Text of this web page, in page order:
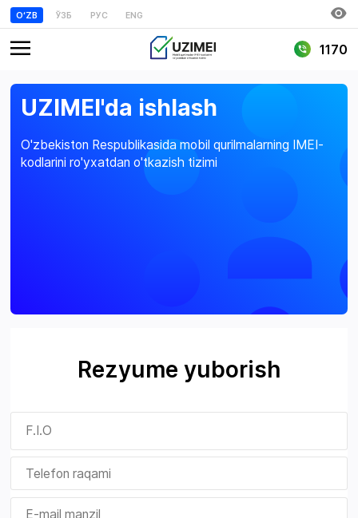
OʻZB ЎЗБ РУС ENG
1170
UZIMEI'da ishlash
O'zbekiston Respublikasida mobil qurilmalarning IMEI-
kodlarini ro'yxatdan o'tkazish tizimi
Rezyume yuborish